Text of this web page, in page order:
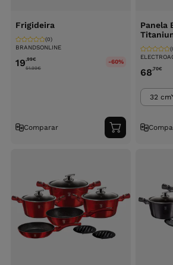
Frigideira
BRANDSONLINE
(0)
19,99€
51.99€
-60%
Comparar
Adicionar
ao
Panela
68,70€
32 cm